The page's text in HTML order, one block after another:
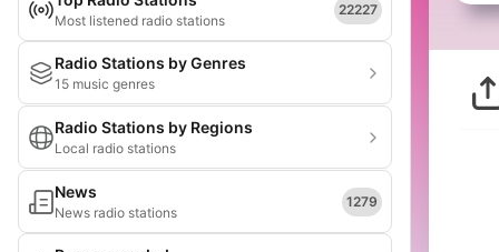
Most listened radio stations
22227
Radio Stations by Genres
15 music genres
Radio Stations by Regions
Local radio stations
News
News radio stations
1279